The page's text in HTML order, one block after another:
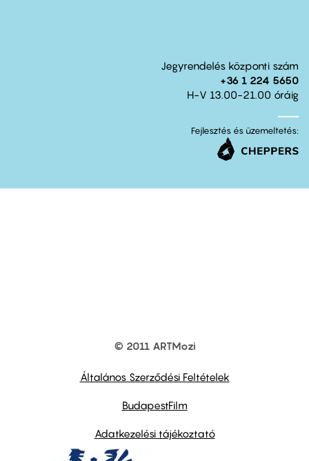
Jegyrendelés központi szám
+36 1 224 5650
H-V 13.00-21.00 óráig
Fejlesztés és üzemeltetés:
© 2011 ARTMozi
Általános Szerződési Feltételek
BudapestFilm
Adatkezelési tájékoztató